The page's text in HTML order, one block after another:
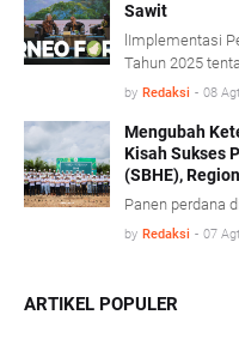
Sawit
lImplementasi
Tahun 2025
administratif di
iklim investasi.
by Redaksi - 08
Mengubah
Kisah Sukses
(SBHE),
Panen perdana
by Redaksi - 07
ARTIKEL POPULER